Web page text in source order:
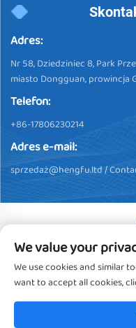
Adres:
Nr 58, Dziedziniec 8, Park
miasto Dongguan, prowincja
Telefon:
+86-17806230214
Adres e-mail:
sprzedaż@hengfu.ltd/
Prawa autorskie © 2024,
Ltd. Wszelkie prawa
We value your
We use cookies and similar
want to accept all cookies,